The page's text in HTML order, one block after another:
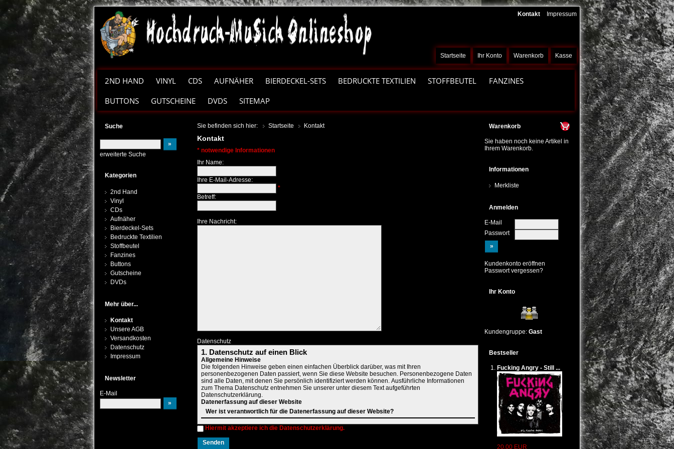
Kontakt Impressum
Kasse
Warenkorb
Ihr Konto
Startseite
2ND HAND VINYL CDS AUFNÄHER BIERDECKEL-SETS BEDRUCKTE TEXTILIEN STOFFBEUTEL
FANZINES
BUTTONS
GUTSCHEINE DVDS SITEMAP
Sie befinden sich hier: Startseite Kontakt
Kontakt
* notwendige Informationen
Ihr Name:
Ihre E-Mail-Adresse:
*
Betreff:
Ihre Nachricht:
Datenschutz
1. Datenschutz auf einen Blick
Allgemeine Hinweise
Die folgenden Hinweise geben einen einfachen Überblick darüber, was mit Ihren
personenbezogenen Daten passiert, wenn Sie diese Website besuchen. Personenbezogene Daten
sind alle Daten, mit denen Sie persönlich identifiziert werden können. Ausführliche Informationen
zum Thema Datenschutz entnehmen Sie unserer unter diesem Text aufgeführten
Datenschutzerklärung.
Datenerfassung auf dieser Website
Wer ist verantwortlich für die Datenerfassung auf dieser Website?
Die Datenverarbeitung auf dieser Website erfolgt durch den Websitebetreiber. Dessen Kontaktdaten
können Sie dem Abschnitt "Hinweis zur Verantwortlichen Stelle" in dieser Datenschutzerklärung
entnehmen.
Hiermit akzeptiere ich die Datenschutzerklärung.
Warenkorb
Sie haben noch keine Artikel in
Ihrem Warenkorb.
Informationen
Merkliste
Anmelden
E-Mail
Passwort
Kundenkonto eröffnen
Passwort vergessen?
Ihr Konto
Kundengruppe: Gast
Bestseller
Fucking Angry - Still ...
20,00 EUR
Suche
erweiterte Suche
Kategorien
2nd Hand
Vinyl
CDs
Aufnäher
Bierdeckel-Sets
Bedruckte Textilien
Stoffbeutel
Fanzines
Buttons
Gutscheine
DVDs
Mehr über...
Kontakt
Unsere AGB
Versandkosten
Datenschutz
Impressum
Newsletter
E-Mail